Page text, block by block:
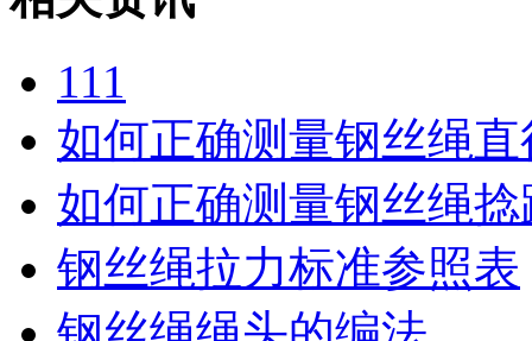
111
如何正确测量钢丝绳直
如何正确测量钢丝绳捻
钢丝绳拉力标准参照表